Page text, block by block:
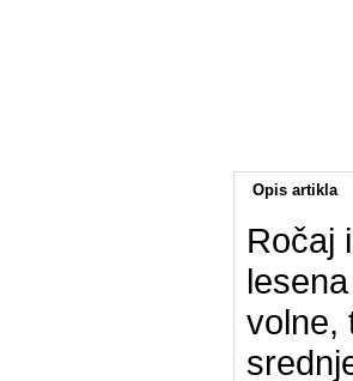
Opis artikla
Ročaj
volne,